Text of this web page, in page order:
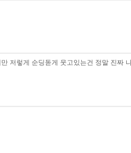
저렇게 순딩돋게 웃고있는건 정말 진짜